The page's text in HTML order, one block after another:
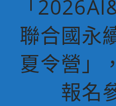
「
聯合國永
夏令營」
報名